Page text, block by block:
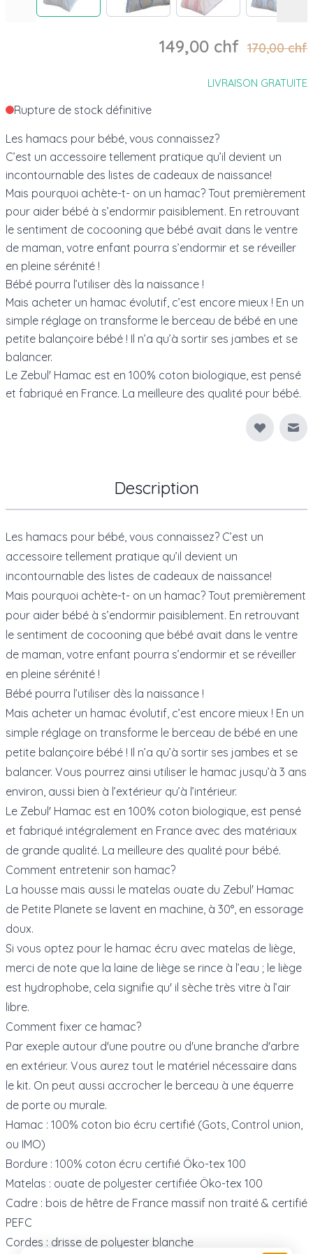
170,00 chf
149,00 chf
LIVRAISON GRATUITE
Rupture de stock définitive
Les hamacs pour bébé, vous connaissez?
C’est un accessoire tellement pratique qu’il devient un
incontournable des listes de cadeaux de naissance!
Mais pourquoi achète-t- on un hamac? Tout premièrement
pour aider bébé à s’endormir paisiblement. En retrouvant
le sentiment de cocooning que bébé avait dans le ventre
de maman, votre enfant pourra s’endormir et se réveiller
en pleine sérénité !
Bébé pourra l’utiliser dès la naissance !
Mais acheter un hamac évolutif, c’est encore mieux ! En un
simple réglage on transforme le berceau de bébé en une
petite balançoire bébé ! Il n’a qu’à sortir ses jambes et se
balancer.
Le Zebul' Hamac est en 100% coton biologique, est pensé
et fabriqué en France. La meilleure des qualité pour bébé.
Description
Les hamacs pour bébé, vous connaissez? C’est un
accessoire tellement pratique qu’il devient un
incontournable des listes de cadeaux de naissance!
Mais pourquoi achète-t- on un hamac? Tout premièrement
pour aider bébé à s’endormir paisiblement. En retrouvant
le sentiment de cocooning que bébé avait dans le ventre
de maman, votre enfant pourra s’endormir et se réveiller
en pleine sérénité !
Bébé pourra l’utiliser dès la naissance !
Mais acheter un hamac évolutif, c’est encore mieux ! En un
simple réglage on transforme le berceau de bébé en une
petite balançoire bébé ! Il n’a qu’à sortir ses jambes et se
balancer. Vous pourrez ainsi utiliser le hamac jusqu’à 3 ans
environ, aussi bien à l’extérieur qu’à l’intérieur.
Le Zebul' Hamac est en 100% coton biologique, est pensé
et fabriqué intégralement en France avec des matériaux
de grande qualité. La meilleure des qualité pour bébé.
Comment entretenir son hamac?
La housse mais aussi le matelas ouate du Zebul' Hamac
de Petite Planete se lavent en machine, à 30°, en essorage
doux.
Si vous optez pour le hamac écru avec matelas de liège,
merci de note que la laine de liège se rince à l’eau ; le liège
est hydrophobe, cela signifie qu' il sèche très vitre à l’air
libre.
Comment fixer ce hamac?
Par exeple autour d'une poutre ou d'une branche d'arbre
en extérieur. Vous aurez tout le matériel nécessaire dans
le kit. On peut aussi accrocher le berceau à une équerre
de porte ou murale.
Hamac : 100% coton bio écru certifié (Gots, Control union,
ou IMO)
Bordure : 100% coton écru certifié Öko-tex 100
Matelas : ouate de polyester certifiée Öko-tex 100
Cadre : bois de hêtre de France massif non traité & certifié
PEFC
Cordes : drisse de polyester blanche